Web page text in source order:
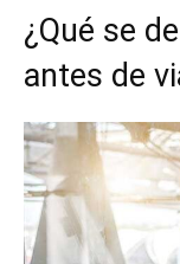
¿Qué se
antes de